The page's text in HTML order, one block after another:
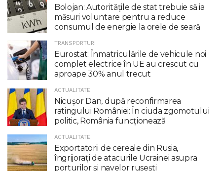
Bolojan: Autoritățile de stat trebuie să ia
măsuri voluntare pentru a reduce
consumul de energie la orele de seară
TRANSPORTURI
Eurostat: Înmatriculările de vehicule noi
complet electrice în UE au crescut cu
aproape 30% anul trecut
ACTUALITATE
Nicuşor Dan, după reconfirmarea
ratingului României: În ciuda zgomotului
politic, România funcţionează
ACTUALITATE
Exportatorii de cereale din Rusia,
îngrijorați de atacurile Ucrainei asupra
porturilor și navelor rusești